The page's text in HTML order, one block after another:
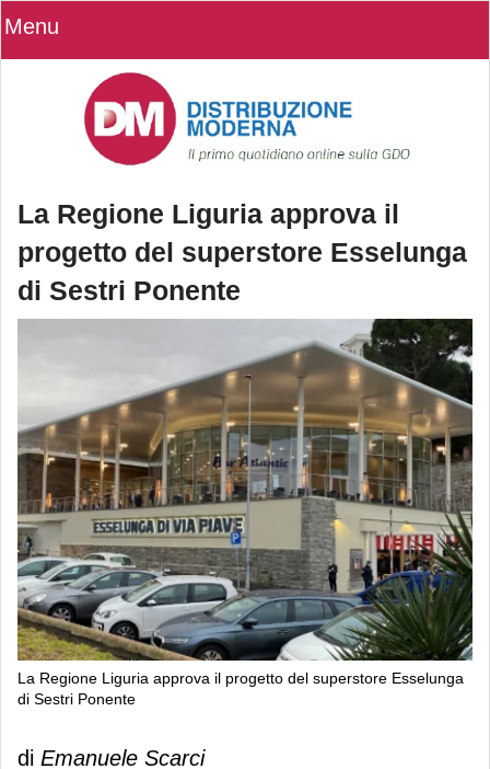
Menu
La Regione Liguria approva il
progetto del superstore Esselunga
di Sestri Ponente
La Regione Liguria approva il progetto del superstore Esselunga
di Sestri Ponente
La Regione Liguria approva il
di Emanuele Scarci